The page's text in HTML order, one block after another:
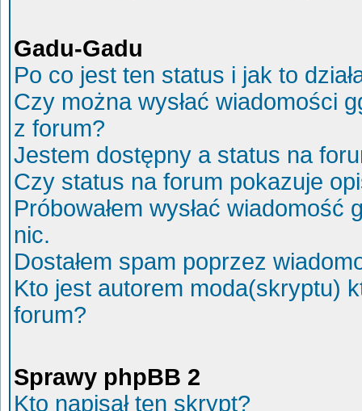
Gadu-Gadu
Po co jest ten status i jak to
Czy można wysłać wiadomości
z forum?
Jestem dostępny a status na
Czy status na forum pokazuje
Próbowałem wysłać
nic.
Dostałem spam poprzez
Kto jest autorem moda(skryptu)
forum?
Sprawy phpBB 2
Kto napisał ten skrypt?